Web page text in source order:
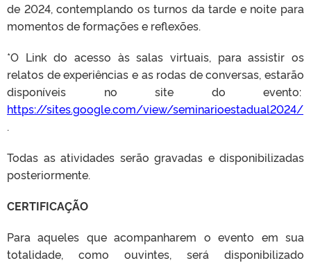
de 2024, contemplando os turnos da tarde e noite para
momentos de formações e reflexões.
*O Link do acesso às salas virtuais, para assistir os
relatos de experiências e as rodas de conversas, estarão
disponíveis no site do evento:
https://sites.google.com/view/seminarioestadual2024/
.
Todas as atividades serão gravadas e disponibilizadas
posteriormente.
CERTIFICAÇÃO
Para aqueles que acompanharem o evento em sua
totalidade, como ouvintes, será disponibilizado